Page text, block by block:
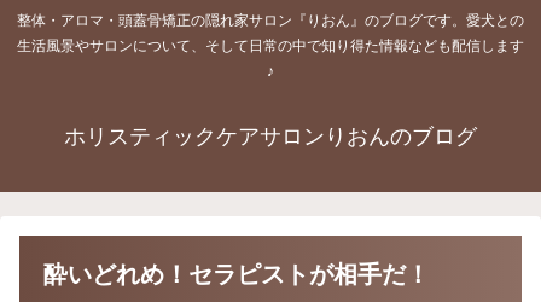
整体・アロマ・頭蓋骨矯正の隠れ家サロン『りおん』のブログです。愛犬との
生活風景やサロンについて、そして日常の中で知り得た情報なども配信します
♪
ホリスティックケアサロンりおんのブログ
酔いどれめ！セラピストが相手だ！